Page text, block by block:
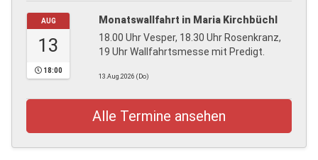
AUG
13
18:00
Monatswallfahrt in Maria Kirchbüchl
18.00 Uhr Vesper, 18.30 Uhr Rosenkranz,
19 Uhr Wallfahrtsmesse mit Predigt.
13.Aug.2026 (Do)
Alle Termine ansehen